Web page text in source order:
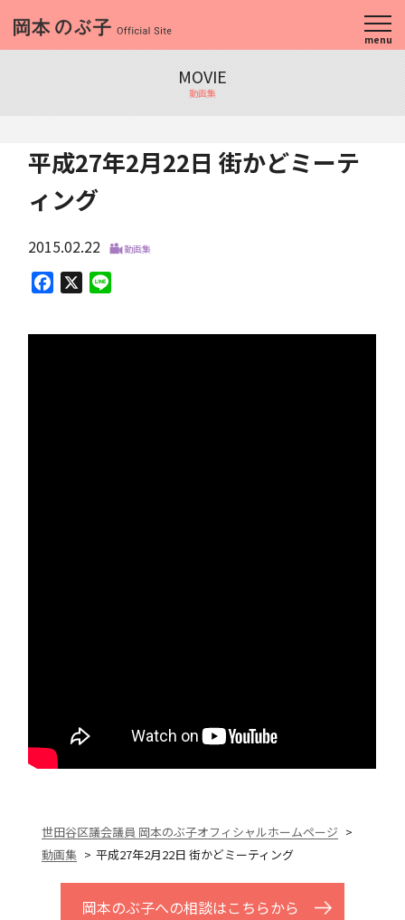
menu
MOVIE
動画集
平成27年2月22日 街かどミーテ
ィング
2015.02.22 動画集
Facebook
世田谷区議会議員 岡本のぶ子オフィシャルホームページ
動画集
平成27年2月22日 街かどミーティング
岡本のぶ子への相談はこちらから